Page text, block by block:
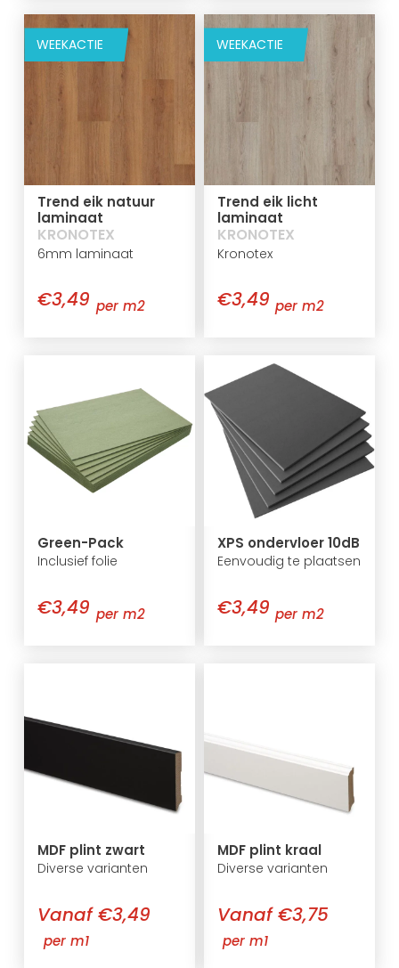
WEEKACTIE
Trend eik natuur
laminaat
KRONOTEX
6mm laminaat
€3,49 per m2
WEEKACTIE
Trend eik licht
laminaat
KRONOTEX
Kronotex
€3,49 per m2
Green-Pack
Inclusief folie
€3,49 per m2
XPS ondervloer 10dB
Eenvoudig te plaatsen
€3,49 per m2
MDF plint zwart
Diverse varianten
Vanaf €3,49
per m1
MDF plint kraal
Diverse varianten
Vanaf €3,75
per m1